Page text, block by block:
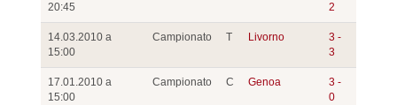
20:45
2
14.03.2010 a
15:00
Campionato T Livorno
3 -
3
17.01.2010 a
15:00
Campionato C Genoa
3 -
0